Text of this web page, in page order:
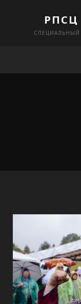
РПСЦ
СПЕЦИАЛЬНЫЙ